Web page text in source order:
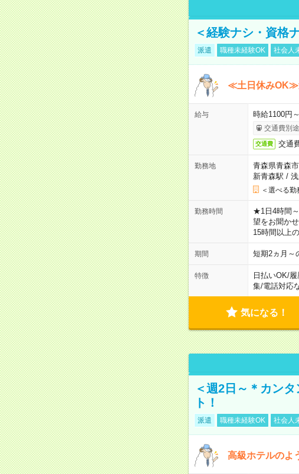
＜経験ナシ・資格
派遣 職種未経験OK 社会人
≪土日休みOK≫
給与 時給1100円
交通費別
交通費 交通
勤務地
青森県青森市
新青森駅 /
＜選べる
勤務時間
★1日4時間
望をお聞か
15時間以上
期間 短期2ヵ月～
特徴 日払いOK/履
集/電話対応
気になる！
＜週2日～＊カン
ト！
派遣 職種未経験OK 社会人
高級ホテルのよ